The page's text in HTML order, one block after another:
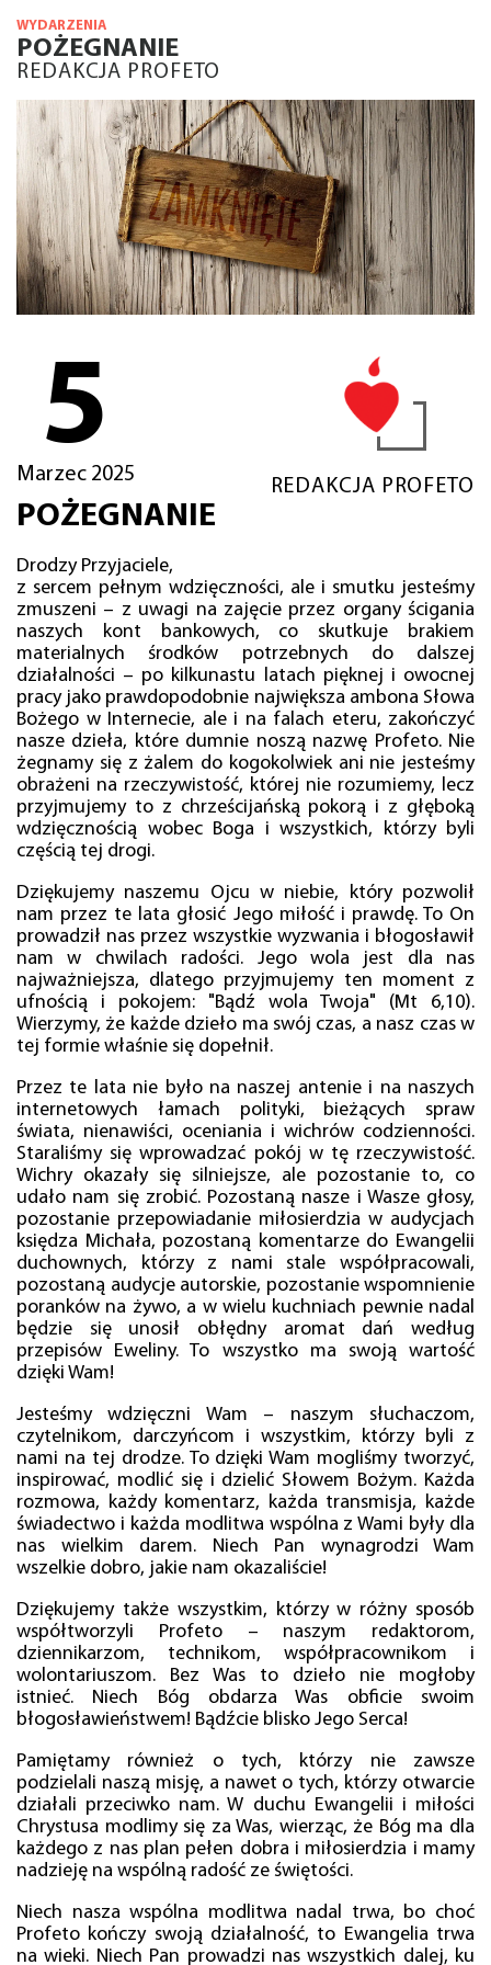
WYDARZENIA
POŻEGNANIE
REDAKCJA PROFETO
5
Marzec 2025
REDAKCJA PROFETO
POŻEGNANIE
Drodzy Przyjaciele,
z sercem pełnym wdzięczności, ale i smutku jesteśmy
zmuszeni – z uwagi na zajęcie przez organy ścigania
naszych kont bankowych, co skutkuje brakiem
materialnych środków potrzebnych do dalszej
działalności – po kilkunastu latach pięknej i owocnej
pracy jako prawdopodobnie największa ambona Słowa
Bożego w Internecie, ale i na falach eteru, zakończyć
nasze dzieła, które dumnie noszą nazwę Profeto. Nie
żegnamy się z żalem do kogokolwiek ani nie jesteśmy
obrażeni na rzeczywistość, której nie rozumiemy, lecz
przyjmujemy to z chrześcijańską pokorą i z głęboką
wdzięcznością wobec Boga i wszystkich, którzy byli
częścią tej drogi.
Dziękujemy naszemu Ojcu w niebie, który pozwolił
nam przez te lata głosić Jego miłość i prawdę. To On
prowadził nas przez wszystkie wyzwania i błogosławił
nam w chwilach radości. Jego wola jest dla nas
najważniejsza, dlatego przyjmujemy ten moment z
ufnością i pokojem: "Bądź wola Twoja" (Mt 6,10).
Wierzymy, że każde dzieło ma swój czas, a nasz czas w
tej formie właśnie się dopełnił.
Przez te lata nie było na naszej antenie i na naszych
internetowych łamach polityki, bieżących spraw
świata, nienawiści, oceniania i wichrów codzienności.
Staraliśmy się wprowadzać pokój w tę rzeczywistość.
Wichry okazały się silniejsze, ale pozostanie to, co
udało nam się zrobić. Pozostaną nasze i Wasze głosy,
pozostanie przepowiadanie miłosierdzia w audycjach
księdza Michała, pozostaną komentarze do Ewangelii
duchownych, którzy z nami stale współpracowali,
pozostaną audycje autorskie, pozostanie wspomnienie
poranków na żywo, a w wielu kuchniach pewnie nadal
będzie się unosił obłędny aromat dań według
przepisów Eweliny. To wszystko ma swoją wartość
dzięki Wam!
Jesteśmy wdzięczni Wam – naszym słuchaczom,
czytelnikom, darczyńcom i wszystkim, którzy byli z
nami na tej drodze. To dzięki Wam mogliśmy tworzyć,
inspirować, modlić się i dzielić Słowem Bożym. Każda
rozmowa, każdy komentarz, każda transmisja, każde
świadectwo i każda modlitwa wspólna z Wami były dla
nas wielkim darem. Niech Pan wynagrodzi Wam
wszelkie dobro, jakie nam okazaliście!
Dziękujemy także wszystkim, którzy w różny sposób
współtworzyli Profeto – naszym redaktorom,
dziennikarzom, technikom, współpracownikom i
wolontariuszom. Bez Was to dzieło nie mogłoby
istnieć. Niech Bóg obdarza Was obficie swoim
błogosławieństwem! Bądźcie blisko Jego Serca!
Pamiętamy również o tych, którzy nie zawsze
podzielali naszą misję, a nawet o tych, którzy otwarcie
działali przeciwko nam. W duchu Ewangelii i miłości
Chrystusa modlimy się za Was, wierząc, że Bóg ma dla
każdego z nas plan pełen dobra i miłosierdzia i mamy
nadzieję na wspólną radość ze świętości.
Niech nasza wspólna modlitwa nadal trwa, bo choć
Profeto kończy swoją działalność, to Ewangelia trwa
na wieki. Niech Pan prowadzi nas wszystkich dalej, ku